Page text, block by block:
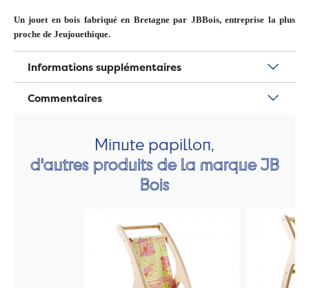
Un jouet en bois fabriqué en Bretagne par JBBois, entreprise la plus
proche de Jeujouethique.
Informations supplémentaires
Commentaires
Minute papillon,
d'autres produits de la marque JB
Bois